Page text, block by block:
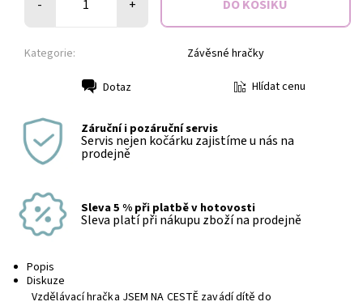
- +
Kategorie: Závěsné hračky
Dotaz Hlídat cenu
Záruční i pozáruční servis
Servis nejen kočárku zajistíme u nás na
prodejně
Sleva 5 % při platbě v hotovosti
Sleva platí při nákupu zboží na prodejně
Popis
Diskuze
Vzdělávací hračka JSEM NA CESTĚ zavádí dítě do